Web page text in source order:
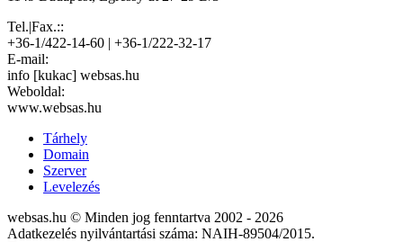
Tel.|Fax.::
+36-1/422-14-60 | +36-1/222-32-17
E-mail:
info [kukac] websas.hu
Weboldal:
www.websas.hu
Tárhely
Domain
Szerver
Levelezés
websas.hu © Minden jog fenntartva 2002 - 2026
Adatkezelés nyilvántartási száma: NAIH-89504/2015.